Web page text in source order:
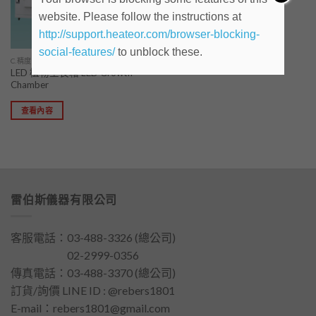
C.精度型儀器
LED 植物生長箱 LED Growth
Chamber
查看內容
雷伯斯儀器有限公司
客服電話： 03-488-3326 (總公司)
02-2999-0356
傳真電話：03-488-3370 (總公司)
訂貨/詢價 LINE ID : @rebers1801
E-mail： rebers1801@gmail.com
website. Please follow the instructions at
http://support.heateor.com/browser-blocking-
social-features/to unblock these.